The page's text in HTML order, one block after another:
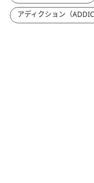
アディクション（